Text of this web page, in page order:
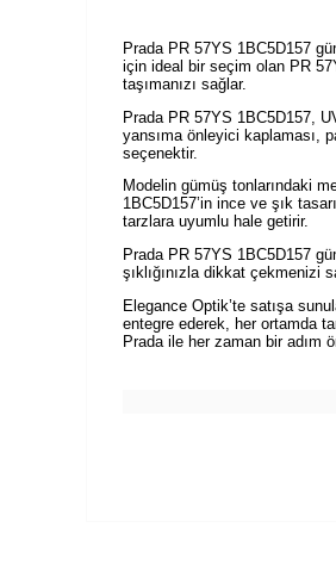
Prada PR 57YS 1BC5D157
için ideal bir seçim olan PR
taşımanızı sağlar.
Prada PR 57YS 1BC5D157,
yansıma önleyici kaplaması,
seçenektir.
Modelin gümüş tonlarındaki
1BC5D157’in ince ve şık
tarzlara uyumlu hale getirir.
Prada PR 57YS 1BC5D157
şıklığınızla dikkat çekmenizi
Elegance Optik’te satışa
entegre ederek, her ortamda
Prada ile her zaman bir adım